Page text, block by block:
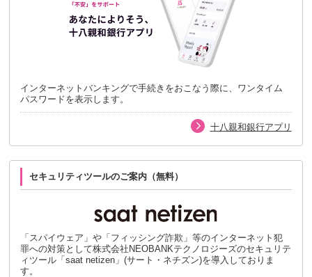
インターネットバンキングで手続きをおこなう際に、ワンタイム
パスワードを表示します。
十八親和銀行アプリ
セキュリティツールのご案内（無料）
「スパイウェア」や「フィッシング詐欺」等のインターネット犯
罪への対策として株式会社NEOBANKテクノロジーズのセキュリテ
ィツール「saat netizen」(サート・ネチズン)を導入しておりま
す。